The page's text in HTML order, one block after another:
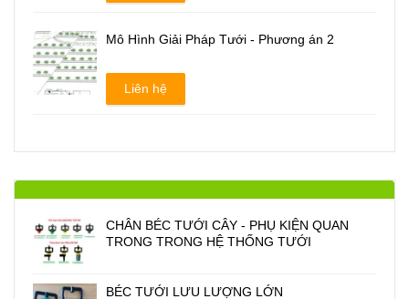
Mô Hình Giải Pháp Tưới - Phương án 2
Liên hệ
CHÂN BÉC TƯỚI CÂY - PHỤ KIỆN QUAN
TRONG TRONG HỆ THỐNG TƯỚI
BÉC TƯỚI LƯU LƯỢNG LỚN